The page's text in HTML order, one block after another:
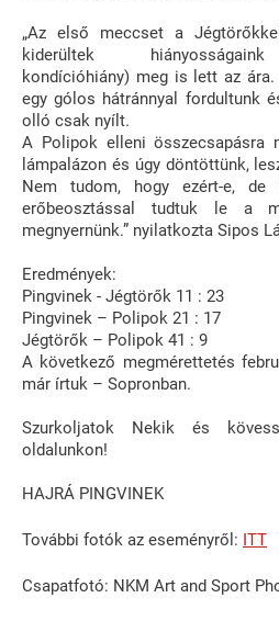
„Az első meccset a
kiderültek hiányosságaink
kondícióhiány) meg is lett az
egy gólos hátránnyal fordultunk
olló csak nyílt.
A Polipok elleni összecsapásra
lámpalázon és úgy döntöttünk,
Nem tudom, hogy ezért-e, de
erőbeosztással tudtuk le a
megnyernünk.” nyilatkozta Sipos
Eredmények:
Pingvinek - Jégtörők 11 : 23
Pingvinek – Polipok 21 : 17
Jégtörők – Polipok 41 : 9
A következő megmérettetés
már írtuk – Sopronban.
Szurkoljatok Nekik és
oldalunkon!
HAJRÁ PINGVINEK
További fotók az eseményről: ITT
Csapatfotó: NKM Art and Sport